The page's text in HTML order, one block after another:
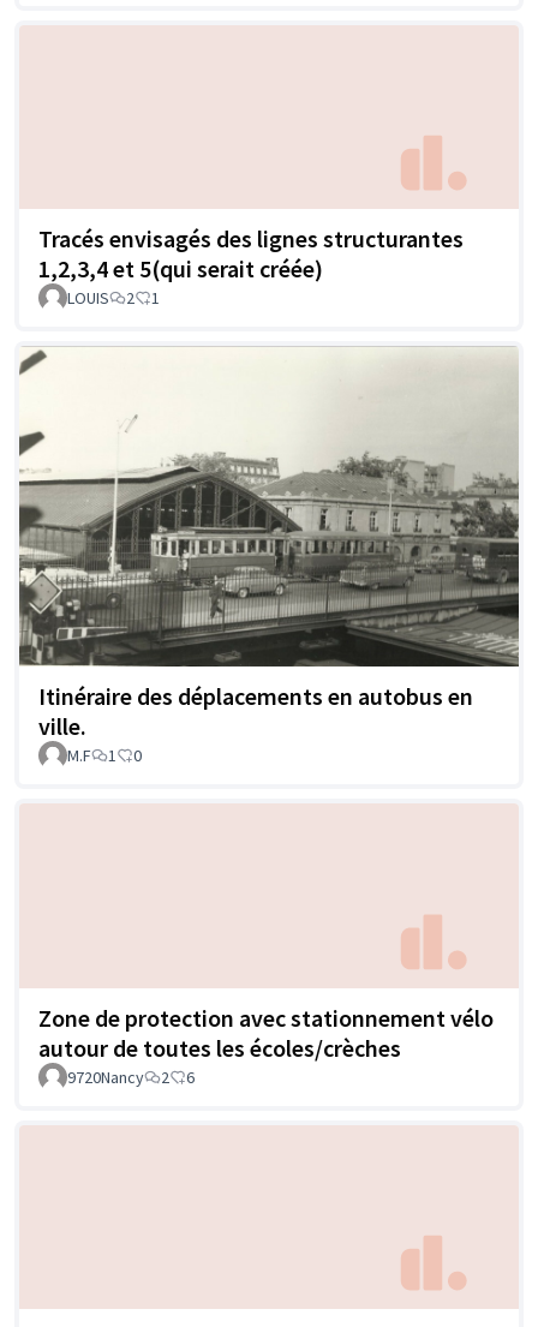
Tracés envisagés des lignes structurantes
1,2,3,4 et 5(qui serait créée)
LOUIS 2 1
Itinéraire des déplacements en autobus en
ville.
M.F 1 0
Zone de protection avec stationnement vélo
autour de toutes les écoles/crèches
9720Nancy 2 6